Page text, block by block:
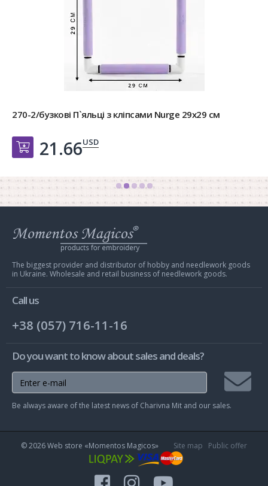
270-2/бузкові П`яльці з кліпсами Nurge 29х29 см
Добавить в корзину
21.66USD
Web
store
Mit
The biggest provider and distributor of hobby and needlework goods
in Ukraine. Wholesale and retail business of needlework goods.
Call us
+38 (057) 716-11-16
Do you want to know about sales and deals?
Be always aware of the latest news of Charivna Mit and our sales.
© 2026 Web store «Momentos Magicos» Site map Public offer